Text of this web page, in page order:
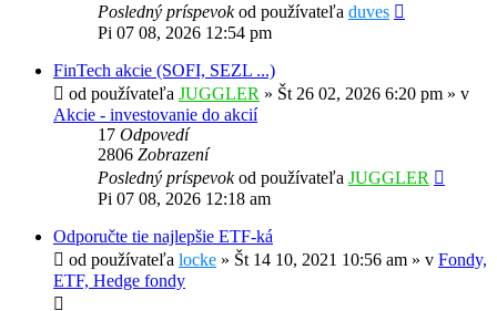
Posledný príspevokod používateľa duves
Pi 07 08, 2026 12:54 pm
FinTech akcie (SOFI, SEZL ...)
od používateľa JUGGLER » Št 26 02, 2026 6:20 pm » v
Akcie - investovanie do akcií
17 Odpovedí
2806 Zobrazení
Posledný príspevokod používateľa JUGGLER
Pi 07 08, 2026 12:18 am
Odporučte tie najlepšie ETF-ká
od používateľa locke » Št 14 10, 2021 10:56 am » v Fondy,
ETF, Hedge fondy